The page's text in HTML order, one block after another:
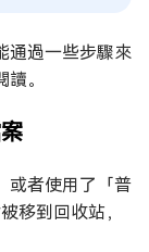
通過一些步驟來
。
或者使用了「普
移到回收站，